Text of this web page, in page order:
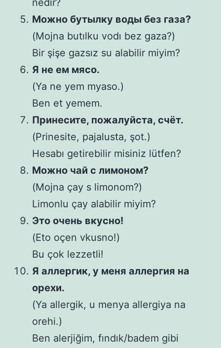
Можно бутылку воды без газа?
(Mojna butılku vodı bez gaza?)
Bir şişe gazsız su alabilir miyim?
Я не ем мясо.
(Ya ne yem myaso.)
Ben et yemem.
Принесите, пожалуйста, счёт.
(Prinesite, pajalusta, şot.)
Hesabı getirebilir misiniz lütfen?
Можно чай с лимоном?
(Mojna çay s limonom?)
Limonlu çay alabilir miyim?
Это очень вкусно!
(Eto oçen vkusno!)
Bu çok lezzetli!
Я аллергик, у меня аллергия на
орехи.
(Ya allergik, u menya allergiya na
orehi.)
Ben alerjiğim, fındık/badem gibi